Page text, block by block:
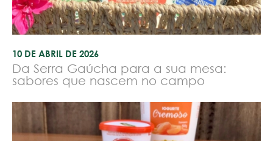
10 DE ABRIL DE 2026
Da Serra Gaúcha para a sua mesa:
sabores que nascem no campo